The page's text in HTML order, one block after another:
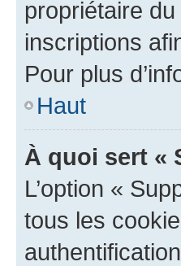
propriétaire
inscriptions
Pour plus
Haut
À quoi sert «
L’option «
tous les